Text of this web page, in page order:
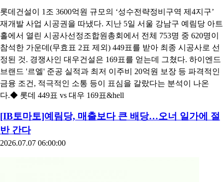
롯데건설이 1조 3600억원 규모의 ‘성수전략정비구역 제4지구’
재개발 사업 시공권을 따냈다. 지난 5일 서울 강남구 예림당 아트
홀에서 열린 시공사선정조합원총회에서 전체 753명 중 620명이
참석한 가운데(무효표 2표 제외) 449표를 받아 최종 시공사로 선
정된 것. 경쟁사인 대우건설은 169표를 얻는데 그쳤다. 하이엔드
브랜드 '르엘' 준공 실적과 최저 이주비 20억원 보장 등 파격적인
금융 조건, 적극적인 소통 등이 표심을 갈랐다는 분석이 나온
다.◆ 롯데 449표 vs 대우 169표&hell
[IB토마토]예림당, 매출보다 큰 배당…오너 일가에 절
반 간다
2026.07.07 06:00:00